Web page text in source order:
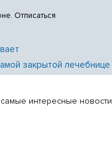
Отписаться
закрытой
интересные новости